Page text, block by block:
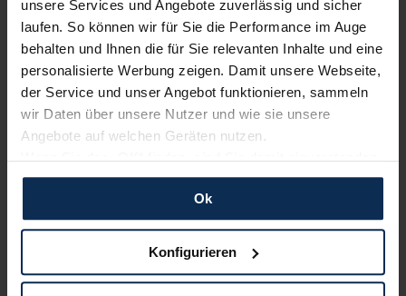
unsere Services und Angebote zuverlässig und sicher
laufen. So können wir für Sie die Performance im Auge
behalten und Ihnen die für Sie relevanten Inhalte und eine
personalisierte Werbung zeigen. Damit unsere Webseite,
der Service und unser Angebot funktionieren, sammeln
wir Daten über unsere Nutzer und wie sie unsere
Angebote auf welchen Geräten nutzen.
Wenn Sie das „OK“ finden, sind Sie damit einverstanden
und erlauben uns Cookies für unseren Service zu
verwenden und diese Daten an Dritte weiterzugeben,
etwa an unsere Marketingpartner. Falls Sie dem nicht
zustimmen möchten, beschränken wir uns auf die
dann nicht auf Sie zuschneiden und Sie somit nicht
Ok
Konfigurieren
Sehen Sie sich unsere Bewertungen an:
Erfahren Sie mehr über das Urteil unserer Kunden